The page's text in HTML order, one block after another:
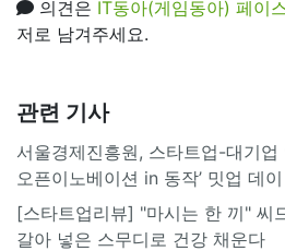
의견은 IT동아(게임동아) 페이
저로 남겨주세요.
관련 기사
서울경제진흥원, 스타트업-대기업
오픈이노베이션 in 동작’ 밋업 데
[스타트업리뷰] "마시는 한 끼" 씨
갈아 넣은 스무디로 건강 채운다